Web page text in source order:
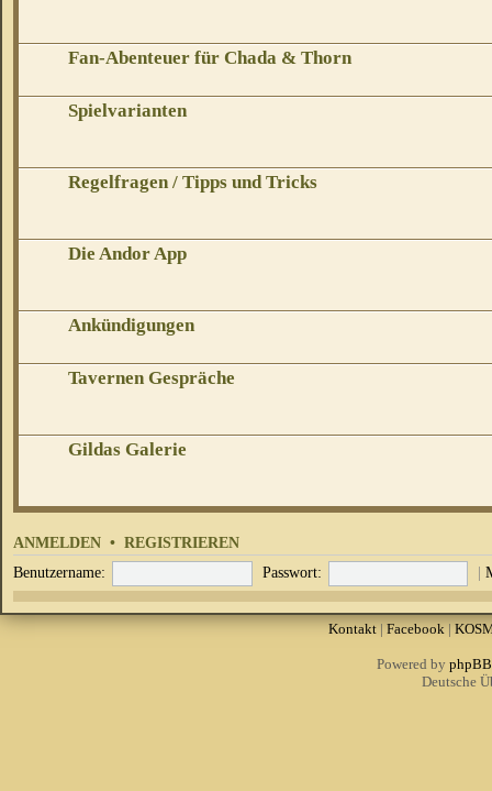
Fan-Abenteuer für Chada & Thorn
Spielvarianten
Regelfragen / Tipps und Tricks
Die Andor App
Ankündigungen
Tavernen Gespräche
Gildas Galerie
ANMELDEN • REGISTRIEREN
Benutzername: Passwort: |
Kontakt| Facebook|
Powered by phpBB
Deutsche